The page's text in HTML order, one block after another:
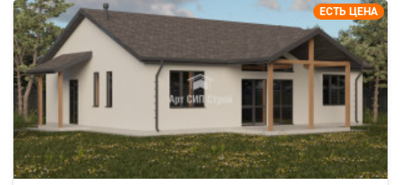
ЕСТЬ ЦЕНА